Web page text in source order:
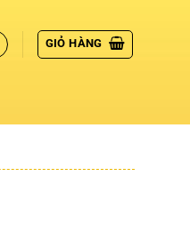
GIỎ HÀNG